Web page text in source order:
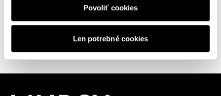
Povoliť cookies
Len potrebné cookies